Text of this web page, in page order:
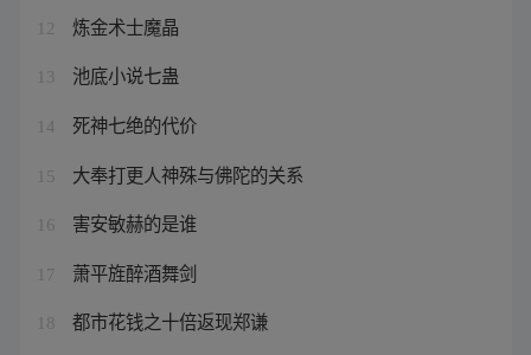
12 炼金术士魔晶
13 池底小说七蛊
14 死神七绝的代价
15 大奉打更人神殊与佛陀的关系
16 害安敏赫的是谁
17 萧平旌醉酒舞剑
18 都市花钱之十倍返现郑谦